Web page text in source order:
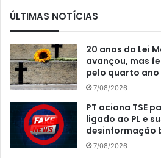
ÚLTIMAS NOTÍCIAS
20 anos da Lei
avançou, mas
pelo quarto ano
7/08/2026
PT aciona TSE
ligado ao PL e
desinformação
7/08/2026